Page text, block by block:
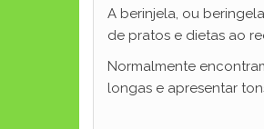
A berinjela, ou
de pratos e dietas ao
Normalmente
longas e apresentar